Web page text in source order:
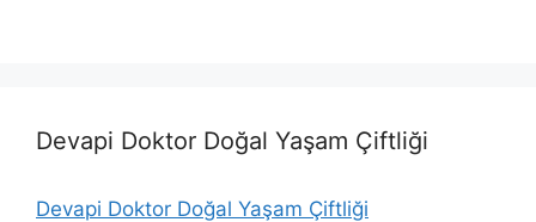
Devapi Doktor Doğal Yaşam Çiftliği
Devapi Doktor Doğal Yaşam Çiftliği